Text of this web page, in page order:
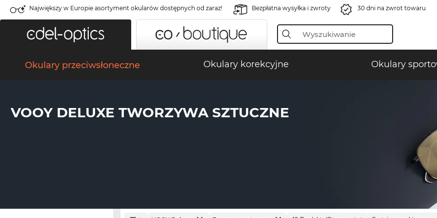
Największy w Europie asortyment okularów dostępnych od zaraz! Bezpłatna wysyłka i zwroty 30 dni na zwrot towaru
Okulary przeciwsłoneczne Okulary korekcyjne Okulary
VOOY DELUXE TWORZYWA SZTUCZNE